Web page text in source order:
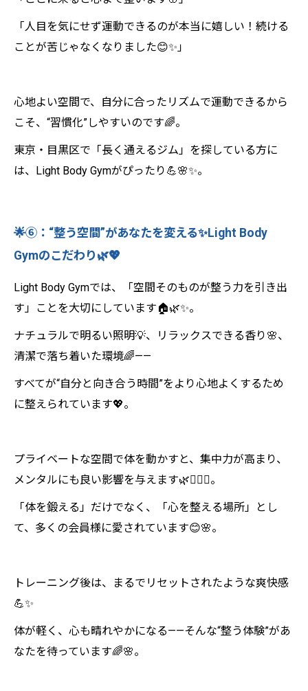
「人目を気にせず運動できるのが本当に嬉しい！続ける
ことが苦じゃなくなりました😊✨」
心地よい空間で、自分に合ったリズムで運動できるから
こそ、“習慣化”しやすいのです🌈。
東京・目黒区で「長く通えるジム」を探している方に
は、Light Body Gymがぴったり💪🌸✨。
🌟⑥：“整う空間”があなたを変える✨Light Body
Gymのこだわり🌿💖
Light Body Gymでは、「空間そのものが整う力を引き出
す」ことを大切にしています🏠🌿✨。
ナチュラルで明るい照明💡、リラックスできる香り🌸、
清潔で落ち着いた環境🌈——
すべてが“自分と向き合う時間”をより心地よくするため
に整えられています💖。
プライベートな空間で体を動かすと、集中力が高まり、
メンタルにも良い影響を与えます🌿🧘‍♀️✨。
「体を鍛える」だけでなく、「心を整える場所」とし
て、多くの会員様に愛されています😊🌸。
トレーニング後は、まるでリセットされたような爽快感
💪✨
体が軽く、心も晴れやかになる——そんな“整う体験”があ
なたを待っています🌈🌸。